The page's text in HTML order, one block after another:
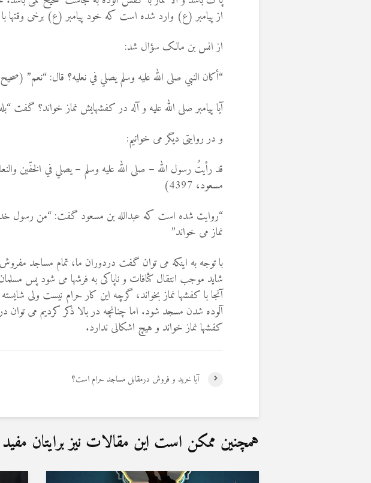
از پیامبر (ع) وارد شده است که خود پیامبر (ع) برخی وقتها
از انس بن مالک سؤال شد:
“أكان النبي صلى الله عليه وسلم يصلي في نعليه؟ قال: “نعم” (صحيح
آیا پیامبر صلی الله علیه و آله در کفشهایش نماز خواند؟ گفت
و در روایتی دیگر می خوانیم:
قد رأيتُ رسول الله – صلى الله عليه وسلم – يصلي في الخفّين
مسعود، 4397)
“روایت شده است که عبدالله بن مسعود گفت: “من رسول
نماز می خواند”
با توجه به اینکه می توان گفت دردوران ما، تمام مساجد
شاید موجب انتقال کثافات و ناپاکی به فرشها می شود پس
آنجا با کفشها نماز بخواند، گرچه این کار حرام نیست ولی
آلوده شدن مسجد شود. اما چنانچه در بالا ذکر کردیم می
کفشها نماز خواند و هیچ اشکالی ندارد.
آیا خرید و فروش درمقابل مساجد حرام است؟
همچنین ممکن است این مقالات نیز برایتان